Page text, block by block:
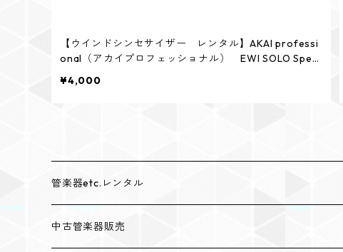
【ウインドシンセサイザー レンタル】AKAI professi
onal（アカイプロフェッショナル） EWI SOLO Speci
¥4,000
管楽器etc.レンタル
レンタルトランペット
中古管楽器販売